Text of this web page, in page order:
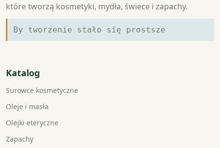
które tworzą kosmetyki, mydła, świece i zapachy.
By tworzenie stało się prostsze
Katalog
Surowce kosmetyczne
Oleje i masła
Olejki eteryczne
Zapachy